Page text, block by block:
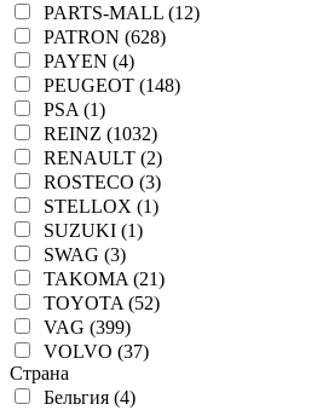
PARTS-MALL (12)
PATRON (628)
PAYEN (4)
PEUGEOT (148)
PSA (1)
REINZ (1032)
RENAULT (2)
ROSTECO (3)
STELLOX (1)
SUZUKI (1)
SWAG (3)
TAKOMA (21)
TOYOTA (52)
VAG (399)
VOLVO (37)
Страна
Бельгия (4)